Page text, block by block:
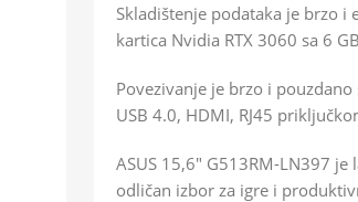
Skladištenje podataka je brzo i
kartica Nvidia RTX 3060 sa 6
Povezivanje je brzo i
USB 4.0, HDMI, RJ45
ASUS 15,6″ G513RM-LN397
odličan izbor za igre i